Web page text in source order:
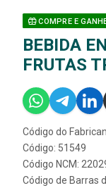
COMPRE E
BEBIDA
FRUTAS
Código do
Código: 51549
Código NCM:
Código de Barras